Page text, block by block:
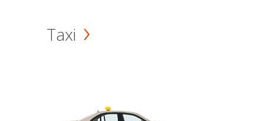
Taxi